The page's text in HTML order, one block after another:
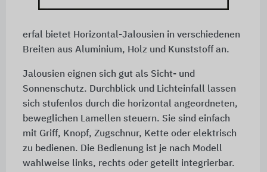
erfal bietet Horizontal-Jalousien in verschiedenen
Breiten aus Aluminium, Holz und Kunststoff an.
Jalousien eignen sich gut als Sicht- und
Sonnenschutz. Durchblick und Lichteinfall lassen
sich stufenlos durch die horizontal angeordneten,
beweglichen Lamellen steuern. Sie sind einfach
mit Griff, Knopf, Zugschnur, Kette oder elektrisch
zu bedienen. Die Bedienung ist je nach Modell
wahlweise links, rechts oder geteilt integrierbar.